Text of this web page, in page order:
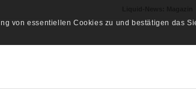
von essentiellen Cookies zu und bestätigen das